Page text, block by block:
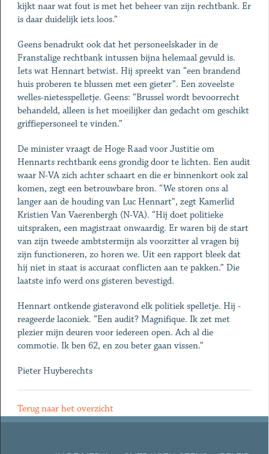
kijkt naar wat fout is met het beheer van zijn rechtbank. Er
is daar duidelijk iets loos.”
Geens benadrukt ook dat het personeelskader in de
Franstalige rechtbank intussen bijna helemaal gevuld is.
Iets wat Hennart betwist. Hij spreekt van “een brandend
huis proberen te blussen met een gieter”. Een zoveelste
welles-nietesspelletje. Geens: “Brussel wordt bevoorrecht
behandeld, alleen is het moeilijker dan gedacht om geschikt
griffiepersoneel te vinden.”
De minister vraagt de Hoge Raad voor Justitie om
Hennarts rechtbank eens grondig door te lichten. Een audit
waar N-VA zich achter schaart en die er binnenkort ook zal
komen, zegt een ­betrouwbare bron. “We storen ons al
langer aan de houding van Luc Hennart”, zegt Kamerlid
Kristien Van Vaerenbergh (N-VA). “Hij doet politieke
uitspraken, een magistraat onwaardig. Er waren bij de start
van zijn tweede ambtstermijn als voorzitter al vragen bij
zijn functioneren, zo horen we. Uit een ­rapport bleek dat
hij niet in staat is accuraat conflicten aan te ­pakken.” Die
laatste info werd ons gisteren bevestigd.
Hennart ontkende gisteravond elk politiek spelletje. Hij ­
reageerde laconiek. “Een audit? Magnifique. Ik zet met
plezier mijn deuren voor iedereen open. Ach al die
commotie. Ik ben 62, en zou beter gaan vissen.”
Pieter Huyberechts
Terug naar het overzicht